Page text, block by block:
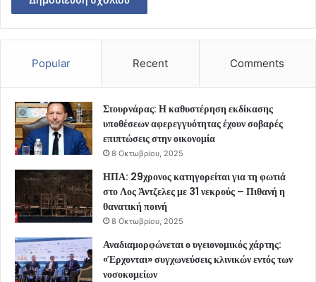
Popular Recent Comments
Στουρνάρας: Η καθυστέρηση εκδίκασης
υποθέσεων αφερεγγυότητας έχουν σοβαρές
επιπτώσεις στην οικονομία
8 Οκτωβρίου, 2025
ΗΠΑ: 29χρονος κατηγορείται για τη φωτιά
στο Λος Άντζελες με 31 νεκρούς – Πιθανή η
θανατική ποινή
8 Οκτωβρίου, 2025
Αναδιαμορφώνεται ο υγειονομικός χάρτης:
«Έρχονται» συγχωνεύσεις κλινικών εντός των
νοσοκομείων